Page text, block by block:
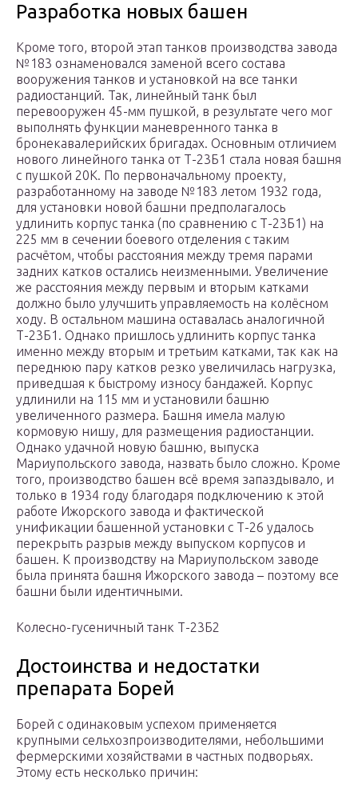
Разработка новых башен
Кроме того, второй этап танков производства завода
№183 ознаменовался заменой всего состава
вооружения танков и установкой на все танки
радиостанций. Так, линейный танк был
перевооружен 45-мм пушкой, в результате чего мог
выполнять функции маневренного танка в
бронекавалерийских бригадах. Основным отличием
нового линейного танка от Т-23Б1 стала новая башня
с пушкой 20К. По первоначальному проекту,
разработанному на заводе №183 летом 1932 года,
для установки новой башни предполагалось
удлинить корпус танка (по сравнению с Т-23Б1) на
225 мм в сечении боевого отделения с таким
расчётом, чтобы расстояния между тремя парами
задних катков остались неизменными. Увеличение
же расстояния между первым и вторым катками
должно было улучшить управляемость на колёсном
ходу. В остальном машина оставалась аналогичной
Т-23Б1. Однако пришлось удлинить корпус танка
именно между вторым и третьим катками, так как на
переднюю пару катков резко увеличилась нагрузка,
приведшая к быстрому износу бандажей. Корпус
удлинили на 115 мм и установили башню
увеличенного размера. Башня имела малую
кормовую нишу, для размещения радиостанции.
Однако удачной новую башню, выпуска
Мариупольского завода, назвать было сложно. Кроме
того, производство башен всё время запаздывало, и
только в 1934 году благодаря подключению к этой
работе Ижорского завода и фактической
унификации башенной установки с Т-26 удалось
перекрыть разрыв между выпуском корпусов и
башен. К производству на Мариупольском заводе
была принята башня Ижорского завода – поэтому все
башни были идентичными.
Колесно-гусеничный танк Т-23Б2
Достоинства и недостатки
препарата Борей
Борей с одинаковым успехом применяется
крупными сельхозпроизводителями, небольшими
фермерскими хозяйствами в частных подворьях.
Этому есть несколько причин: